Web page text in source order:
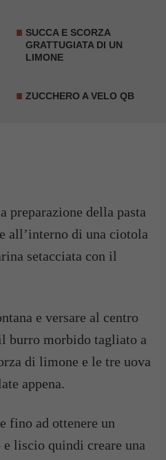
SUCCA E SCORZA
GRATTUGIATA DI UN
LIMONE
ZUCCHERO A VELO QB
preparazione della pasta
all’interno di una ciotola
setacciata con il
e versare al centro
burro morbido tagliato a
di limone e le tre uova
appena.
fino ad ottenere un
e liscio quindi creare una